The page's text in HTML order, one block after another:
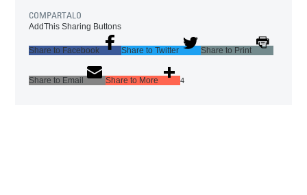
COMPARTALO
AddThis Sharing Buttons
Share to Facebook Share to Twitter Share to Print
Share to Email Share to More 4